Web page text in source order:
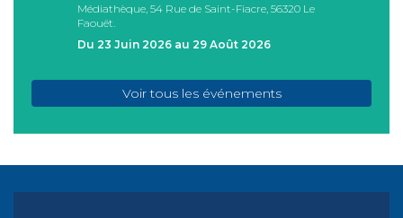
Médiathèque, 54 Rue de Saint-Fiacre, 56320 Le
Faouët.
Du 23 Juin 2026 au 29 Août 2026
Voir tous les événements